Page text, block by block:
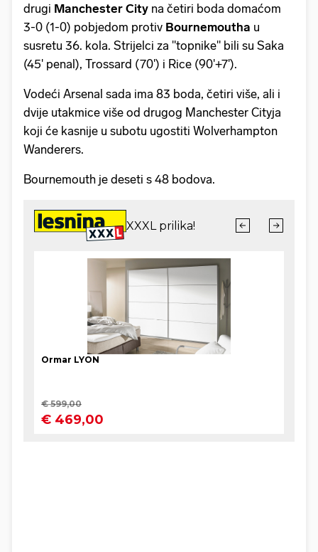
drugi Manchester City na četiri boda domaćom
3-0 (1-0) pobjedom protiv Bournemoutha u
susretu 36. kola. Strijelci za "topnike" bili su Saka
(45' penal), Trossard (70') i Rice (90'+7').
Vodeći Arsenal sada ima 83 boda, četiri više, ali i
dvije utakmice više od drugog Manchester Cityja
koji će kasnije u subotu ugostiti Wolverhampton
Wanderers.
Bournemouth je deseti s 48 bodova.